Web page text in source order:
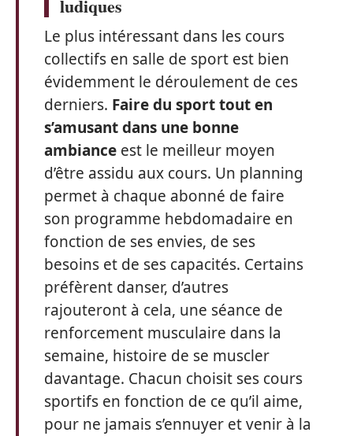
ludiques
Le plus intéressant dans les cours
collectifs en salle de sport est bien
évidemment le déroulement de ces
derniers. Faire du sport tout en
s’amusant dans une bonne
ambiance est le meilleur moyen
d’être assidu aux cours. Un planning
permet à chaque abonné de faire
son programme hebdomadaire en
fonction de ses envies, de ses
besoins et de ses capacités. Certains
préfèrent danser, d’autres
rajouteront à cela, une séance de
renforcement musculaire dans la
semaine, histoire de se muscler
davantage. Chacun choisit ses cours
sportifs en fonction de ce qu’il aime,
pour ne jamais s’ennuyer et venir à la